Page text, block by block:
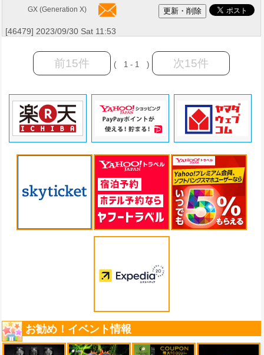
GX (Generation X)
[46479] 2023/09/30 Sat 11:53
前15件 ( 1 - 1 ) 次15件
お勧め！イベント情報